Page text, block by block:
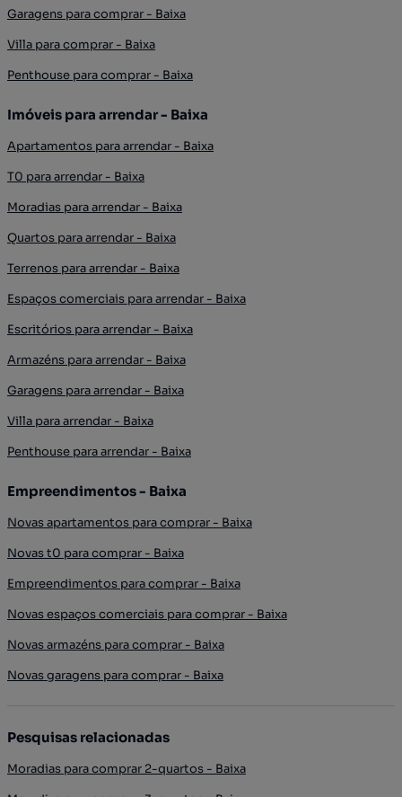
Garagens para comprar - Baixa
Villa para comprar - Baixa
Penthouse para comprar - Baixa
Imóveis para arrendar - Baixa
Apartamentos para arrendar - Baixa
T0 para arrendar - Baixa
Moradias para arrendar - Baixa
Quartos para arrendar - Baixa
Terrenos para arrendar - Baixa
Espaços comerciais para arrendar - Baixa
Escritórios para arrendar - Baixa
Armazéns para arrendar - Baixa
Garagens para arrendar - Baixa
Villa para arrendar - Baixa
Penthouse para arrendar - Baixa
Empreendimentos - Baixa
Novas apartamentos para comprar - Baixa
Novas t0 para comprar - Baixa
Empreendimentos para comprar - Baixa
Novas espaços comerciais para comprar - Baixa
Novas armazéns para comprar - Baixa
Novas garagens para comprar - Baixa
Pesquisas relacionadas
Moradias para comprar 2-quartos - Baixa